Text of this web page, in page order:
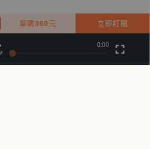
單購360 元 立即訂閱
。影視音節目製作、主持，電影、電
聞台主播、記者國語正音及播報培訓
視台（CCTV）節目製作顧問。電視
兩岸企業諮詢輔導及培訓，擅長市場
付費條款 會員條款
0:00